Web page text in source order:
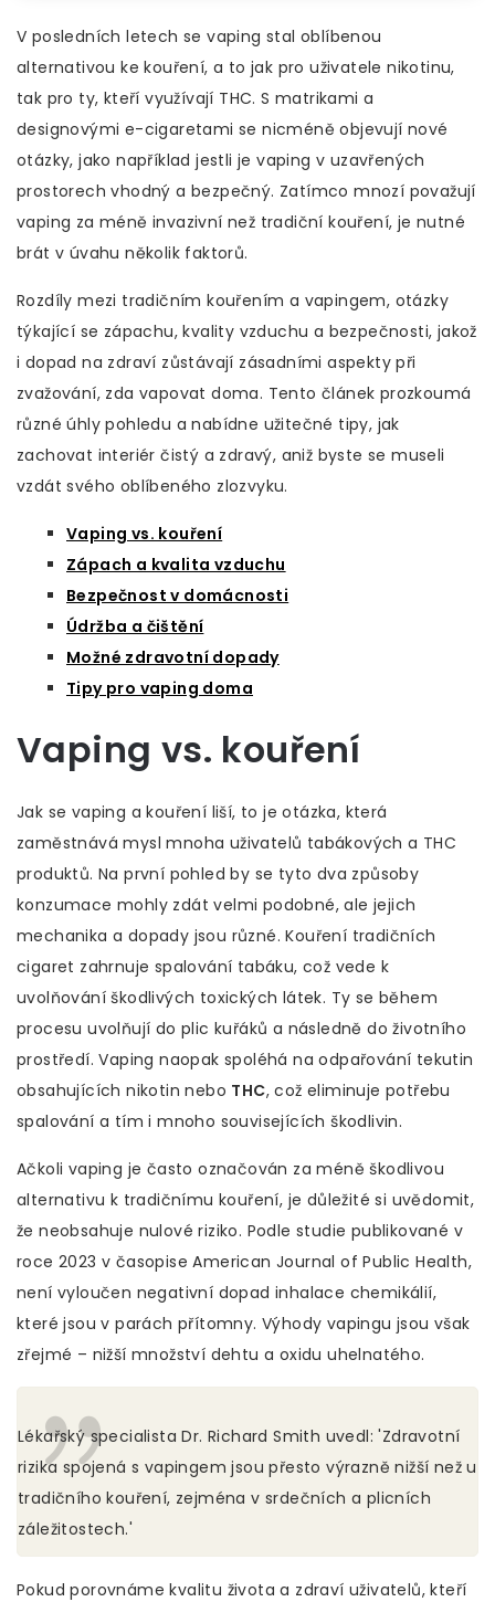
V posledních letech se vaping stal oblíbenou
alternativou ke kouření, a to jak pro uživatele nikotinu,
tak pro ty, kteří využívají THC. S matrikami a
designovými e-cigaretami se nicméně objevují nové
otázky, jako například jestli je vaping v uzavřených
prostorech vhodný a bezpečný. Zatímco mnozí považují
vaping za méně invazivní než tradiční kouření, je nutné
brát v úvahu několik faktorů.
Rozdíly mezi tradičním kouřením a vapingem, otázky
týkající se zápachu, kvality vzduchu a bezpečnosti, jakož
i dopad na zdraví zůstávají zásadními aspekty při
zvažování, zda vapovat doma. Tento článek prozkoumá
různé úhly pohledu a nabídne užitečné tipy, jak
zachovat interiér čistý a zdravý, aniž byste se museli
vzdát svého oblíbeného zlozvyku.
Vaping vs. kouření
Zápach a kvalita vzduchu
Bezpečnost v domácnosti
Údržba a čištění
Možné zdravotní dopady
Tipy pro vaping doma
Vaping vs. kouření
Jak se vaping a kouření liší, to je otázka, která
zaměstnává mysl mnoha uživatelů tabákových a THC
produktů. Na první pohled by se tyto dva způsoby
konzumace mohly zdát velmi podobné, ale jejich
mechanika a dopady jsou různé. Kouření tradičních
cigaret zahrnuje spalování tabáku, což vede k
uvolňování škodlivých toxických látek. Ty se během
procesu uvolňují do plic kuřáků a následně do životního
prostředí. Vaping naopak spoléhá na odpařování tekutin
obsahujících nikotin nebo THC, což eliminuje potřebu
spalování a tím i mnoho souvisejících škodlivin.
Ačkoli vaping je často označován za méně škodlivou
alternativu k tradičnímu kouření, je důležité si uvědomit,
že neobsahuje nulové riziko. Podle studie publikované v
roce 2023 v časopise American Journal of Public Health,
není vyloučen negativní dopad inhalace chemikálií,
které jsou v parách přítomny. Výhody vapingu jsou však
zřejmé – nižší množství dehtu a oxidu uhelnatého.
Lékařský specialista Dr. Richard Smith uvedl: 'Zdravotní
rizika spojená s vapingem jsou přesto výrazně nižší než u
tradičního kouření, zejména v srdečních a plicních
záležitostech.'
Pokud porovnáme kvalitu života a zdraví uživatelů, kteří